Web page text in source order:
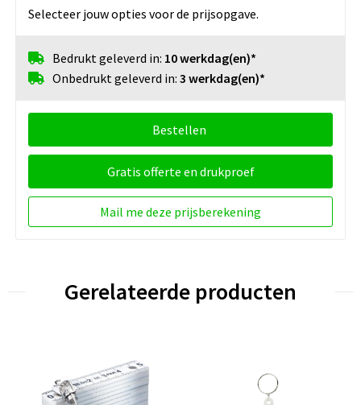
Selecteer jouw opties voor de prijsopgave.
Bedrukt geleverd in: 10 werkdag(en)*
Onbedrukt geleverd in: 3 werkdag(en)*
Bestellen
Gratis offerte en drukproef
Mail me deze prijsberekening
Gerelateerde producten